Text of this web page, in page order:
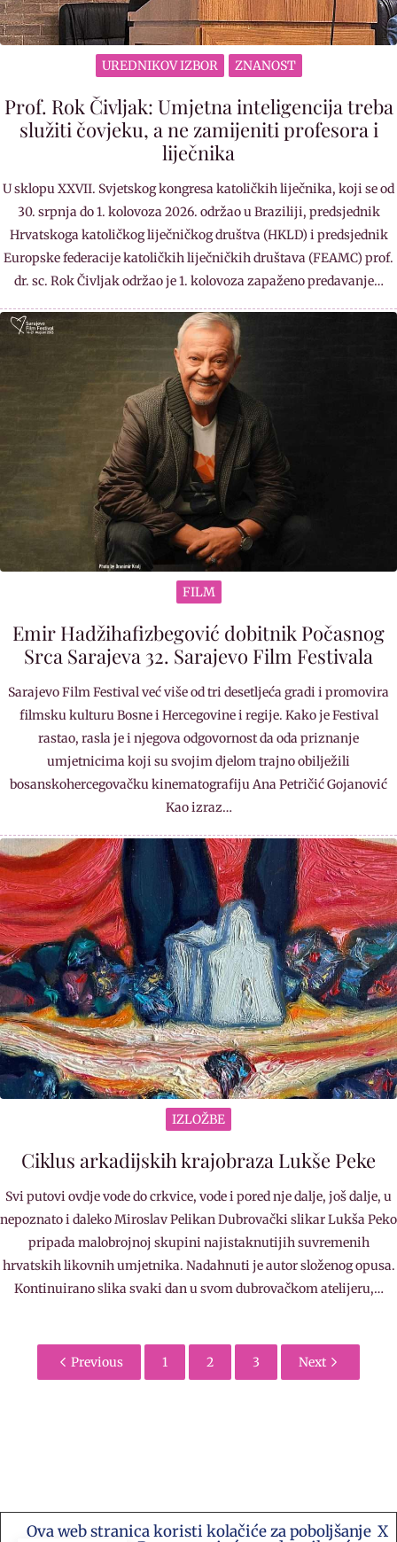
UREDNIKOV IZBOR ZNANOST
Prof. Rok Čivljak: Umjetna inteligencija treba
služiti čovjeku, a ne zamijeniti profesora i
liječnika
U sklopu XXVII. Svjetskog kongresa katoličkih liječnika, koji se od
30. srpnja do 1. kolovoza 2026. održao u Braziliji, predsjednik
Hrvatskoga katoličkog liječničkog društva (HKLD) i predsjednik
Europske federacije katoličkih liječničkih društava (FEAMC) prof.
dr. sc. Rok Čivljak održao je 1. kolovoza zapaženo predavanje…
FILM
Emir Hadžihafizbegović dobitnik Počasnog
Srca Sarajeva 32. Sarajevo Film Festivala
Sarajevo Film Festival već više od tri desetljeća gradi i promovira
filmsku kulturu Bosne i Hercegovine i regije. Kako je Festival
rastao, rasla je i njegova odgovornost da oda priznanje
umjetnicima koji su svojim djelom trajno obilježili
bosanskohercegovačku kinematografiju Ana Petričić Gojanović
Kao izraz…
IZLOŽBE
Ciklus arkadijskih krajobraza Lukše Peke
Svi putovi ovdje vode do crkvice, vode i pored nje dalje, još dalje, u
nepoznato i daleko Miroslav Pelikan Dubrovački slikar Lukša Peko
pripada malobrojnoj skupini najistaknutijih suvremenih
hrvatskih likovnih umjetnika. Nadahnuti je autor složenog opusa.
Kontinuirano slika svaki dan u svom dubrovačkom atelijeru,…
Previous 1 2 3 Next
Kontakt e-mail: akademija.art@gmail.com •
Ova web stranica koristi kolačiće za poboljšanje X